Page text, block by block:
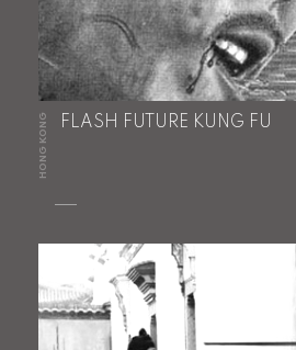
HONG KONG FLASH FUTURE KUNG FU